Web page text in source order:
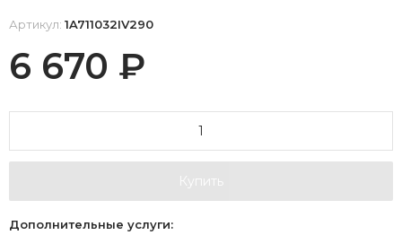
Артикул: 1A711032IV290
6 670 ₽
Купить
Дополнительные услуги: